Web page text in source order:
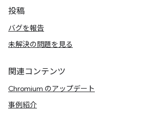
投稿
バグを報告
未解決の問題を見る
関連コンテンツ
Chromium のアップデート
事例紹介